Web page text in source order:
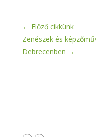
← Előző cikkünk
Zenészek és
Debrecenben →